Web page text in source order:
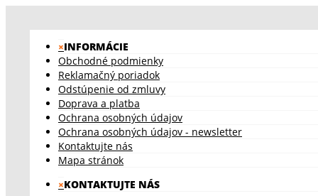
×INFORMÁCIE
Obchodné podmienky
Reklamačný poriadok
Odstúpenie od zmluvy
Doprava a platba
Ochrana osobných údajov
Ochrana osobných údajov - newsletter
Kontaktujte nás
Mapa stránok
×KONTAKTUJTE NÁS